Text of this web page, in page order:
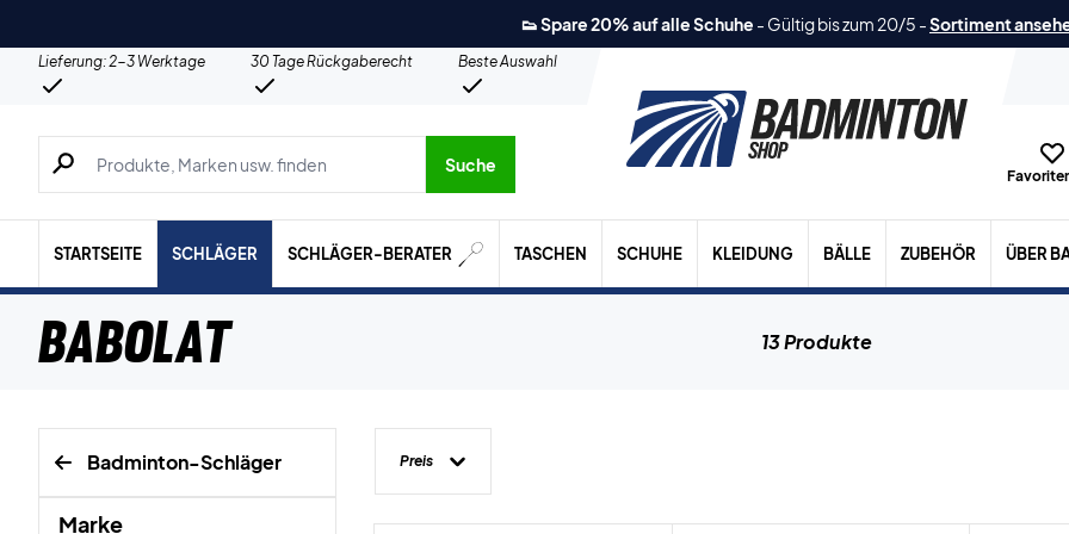
👟 Spare 20% auf alle Schuhe - Gültig bis zum 20/5 -Sortiment
Lieferung: 2-3 Werktage 30 Tage Rückgaberecht
Beste Auswahl
Suche nach Produkten, Marken usw.
Suche
STARTSEITE SCHLÄGER SCHLÄGER-BERATER TASCHEN SCHUHE KLEIDUNG BÄLLE ZUBEHÖR ÜBER
Babolat 13 Produkte
Badminton-Schläger
Marke
Preis